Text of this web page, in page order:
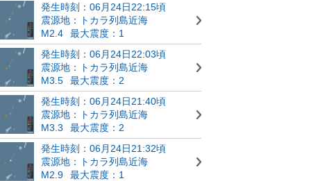
発生時刻：06月24日22:15頃
震源地：トカラ列島近海
M2.4
最大震度：1
発生時刻：06月24日22:03頃
震源地：トカラ列島近海
M3.5
最大震度：2
発生時刻：06月24日21:40頃
震源地：トカラ列島近海
M3.3
最大震度：2
発生時刻：06月24日21:32頃
震源地：トカラ列島近海
M2.9
最大震度：1